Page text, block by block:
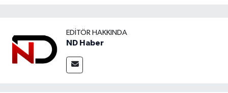
EDITÖR HAKKINDA
ND Haber